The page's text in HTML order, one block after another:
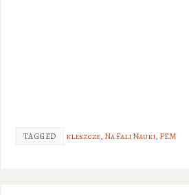
TAGGED kleszcze, Na Fali Nauki, PEM